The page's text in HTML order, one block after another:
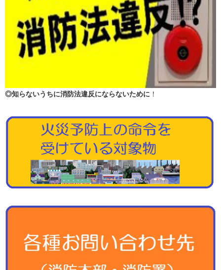
◎知らないうちに消防法違反にならないために ！